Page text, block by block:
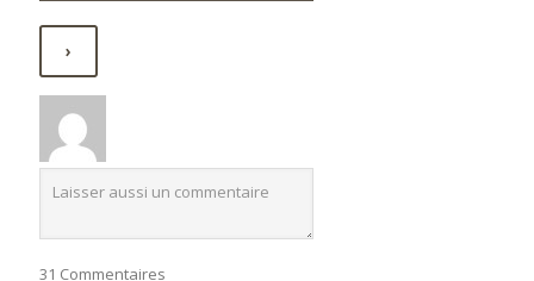
31 Commentaires